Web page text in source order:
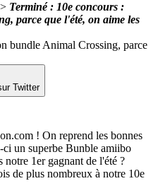
Terminé : 10e concours :
parce que l'été, on aime les
bundle Animal Crossing, parce
Twitter
! On reprend les bonnes
ci un superbe Bunble amiibo
1er gagnant de l'été ?
de plus nombreux à notre 10e